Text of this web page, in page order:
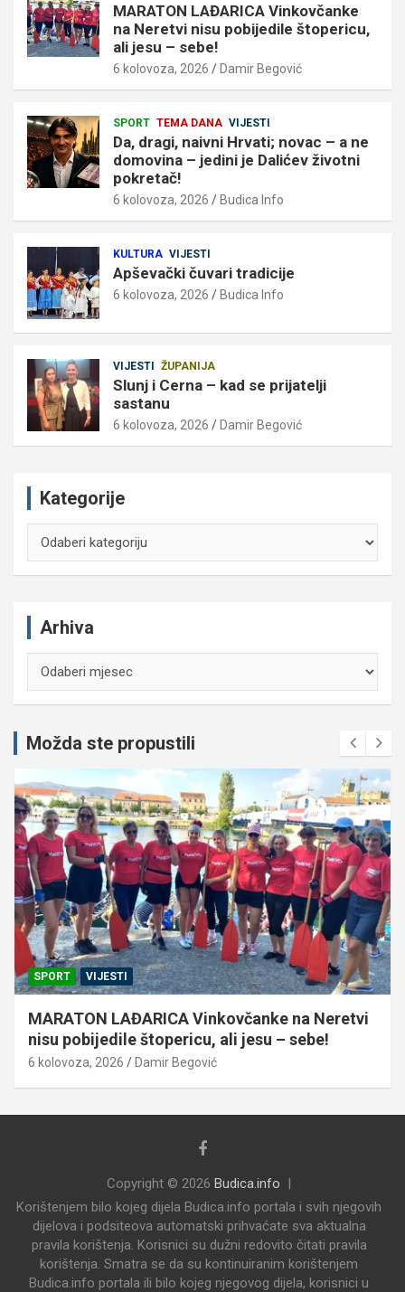
MARATON LAĐARICA Vinkovčanke
na Neretvi nisu pobijedile štopericu,
ali jesu – sebe!
6 kolovoza, 2026 Damir Begović
SPORT TEMA DANA VIJESTI
Da, dragi, naivni Hrvati; novac – a ne
domovina – jedini je Dalićev životni
pokretač!
6 kolovoza, 2026 Budica Info
KULTURA VIJESTI
Apševački čuvari tradicije
6 kolovoza, 2026 Budica Info
VIJESTI ŽUPANIJA
Slunj i Cerna – kad se prijatelji
sastanu
6 kolovoza, 2026 Damir Begović
Kategorije
Arhiva
Možda ste propustili
SPORT VIJESTI
MARATON LAĐARICA Vinkovčanke na Neretvi
nisu pobijedile štopericu, ali jesu – sebe!
6 kolovoza, 2026 Damir Begović
Copyright © 2026 Budica.info
Korištenjem bilo kojeg dijela Budica.info portala i svih njegovih
dijelova i podsiteova automatski prihvaćate sva aktualna
pravila korištenja. Korisnici su dužni redovito čitati pravila
korištenja. Smatra se da su kontinuiranim korištenjem
Budica.info portala ili bilo kojeg njegovog dijela, korisnici u